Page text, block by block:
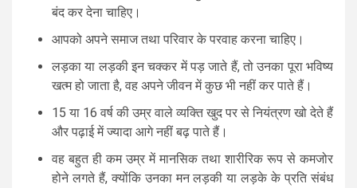
बंद कर देना चाहिए।
आपको अपने समाज तथा परिवार के परवाह करना चाहिए।
लड़का या लड़की इन चक्कर में पड़ जाते हैं, तो उनका पूरा भविष्य
खत्म हो जाता है, वह अपने जीवन में कुछ भी नहीं कर पाते हैं।
15 या 16 वर्ष की उम्र वाले व्यक्ति खुद पर से नियंत्रण खो देते हैं
और पढ़ाई में ज्यादा आगे नहीं बढ़ पाते हैं।
वह बहुत ही कम उम्र में मानसिक तथा शारीरिक रूप से कमजोर
होने लगते हैं, क्योंकि उनका मन लड़की या लड़के के प्रति संबंध